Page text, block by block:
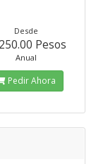
Desde
Pesos
Anual
Pedir Ahora